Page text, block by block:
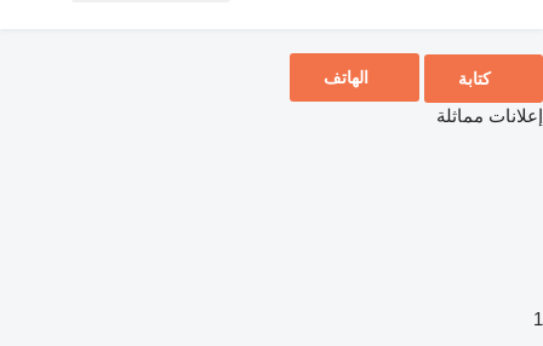
كتابة الهاتف
إعلانات مماثلة
1